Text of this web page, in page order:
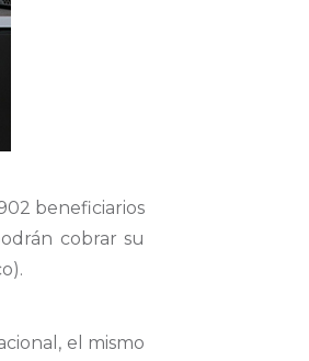
beneficiarios
cobrar su
el mismo